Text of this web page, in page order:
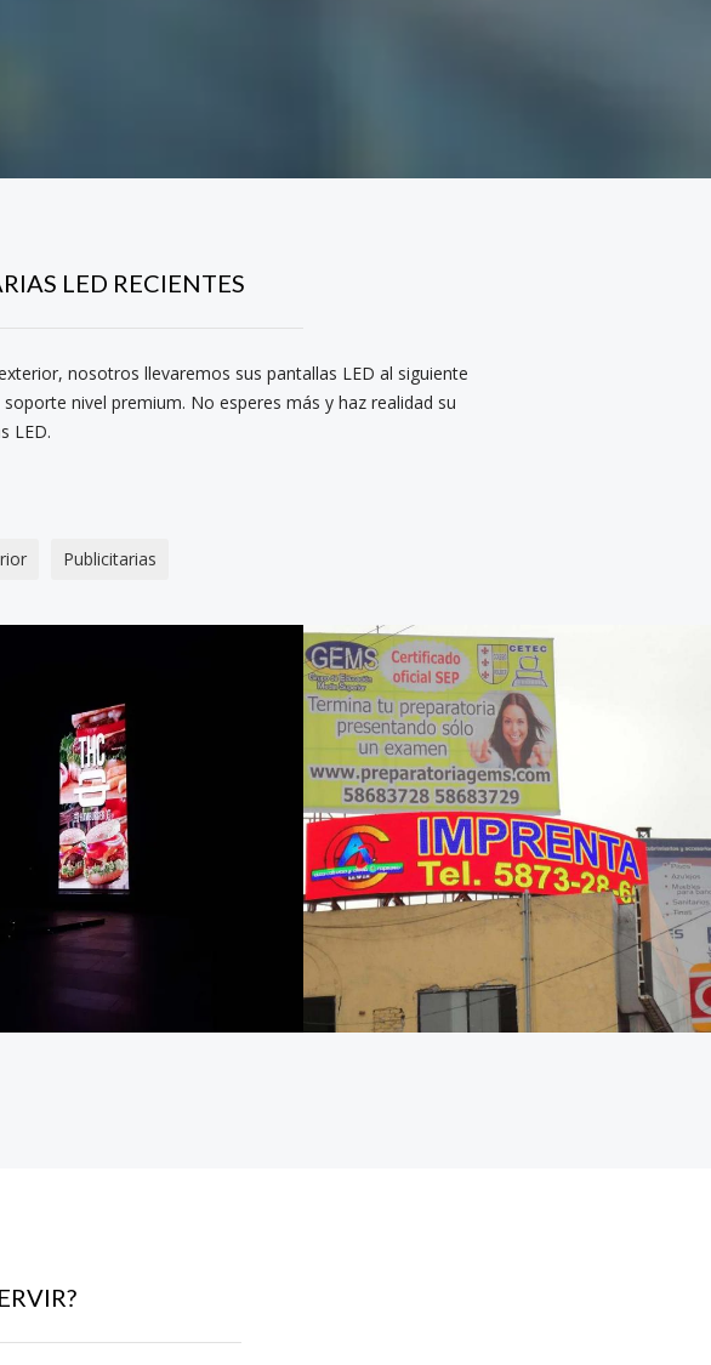
LED RECIENTES
nosotros llevaremos sus pantallas LED al siguiente
nivel premium. No esperes más y haz realidad su
LED.
Publicitarias